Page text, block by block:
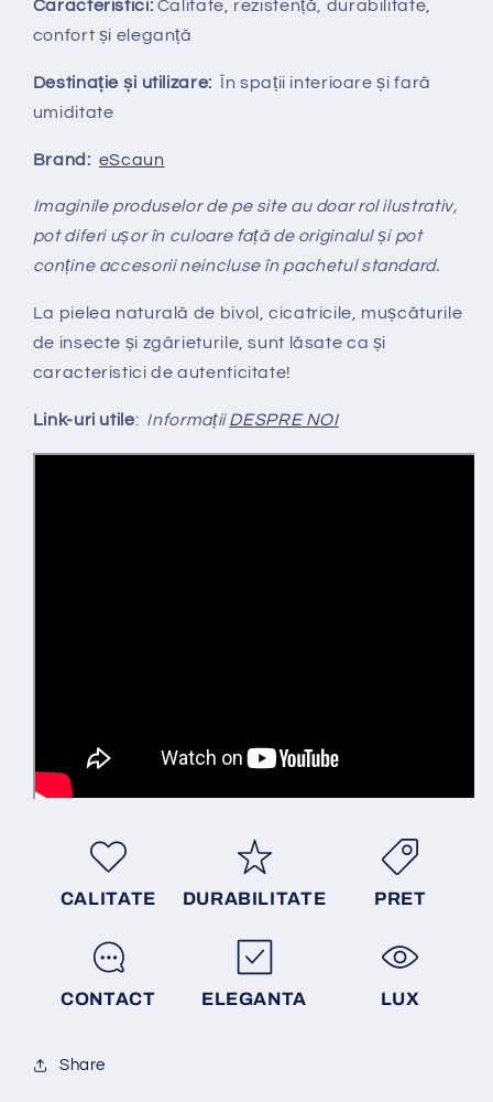
Caracteristici: Calitate, rezistență, durabilitate,
confort și eleganță
Destinație și utilizare: În spații interioare și fară
umiditate
Brand: eScaun
Imaginile produselor de pe site au doar rol ilustrativ,
pot diferi ușor în culoare față de originalul și pot
conține accesorii neincluse în pachetul standard.
La pielea naturală de bivol, cicatricile, mușcăturile
de insecte și zgârieturile, sunt lăsate ca și
caracteristici de autenticitate!
Link-uri utile: InformațiiDESPRE NOI
CALITATE DURABILITATE PRET
CONTACT ELEGANTA LUX
Share